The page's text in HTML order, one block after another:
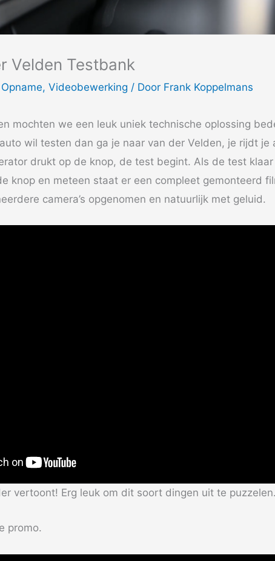
Velden Testbank
Opname, Videobewerking / Door Frank Koppelmans
mochten we een leuk uniek technische oplossing
wil testen dan ga je naar van der Velden, je rijdt je
drukt op de knop, de test begint. Als de test
knop en meteen staat er een compleet gemonteerd
camera’s opgenomen en natuurlijk met geluid.
vertoont! Erg leuk om dit soort dingen uit te
promo.